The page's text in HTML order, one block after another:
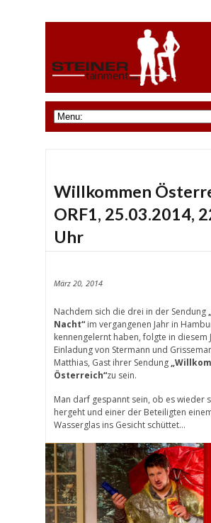
Willkommen
ORF1, 25.03.2014,
Uhr
März 20, 2014
Nachdem sich die drei in der Sendung
Nacht“ im vergangenen Jahr in
kennengelernt haben, folgte in diesem
Einladung von Stermann und
Matthias, Gast ihrer Sendung
Österreich“zu sein.
Man darf gespannt sein, ob es wieder
hergeht und einer der Beteiligten
Wasserglas ins Gesicht schüttet…